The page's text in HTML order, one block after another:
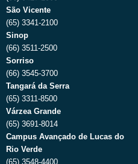
São Vicente
(65) 3341-2100
Sinop
(66) 3511-2500
Sorriso
(66) 3545-3700
Tangará da Serra
(65) 3311-8500
Várzea Grande
(65) 3691-8014
Campus Avançado de Lucas do
Rio Verde
(65) 3548-4400